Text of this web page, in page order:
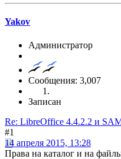
Yakov
Администратор
Сообщения: 3,007
Записан
Re: LibreOffice 4.4.2.2 и
#1
14 апреля 2015, 13:28
Права на каталог и на